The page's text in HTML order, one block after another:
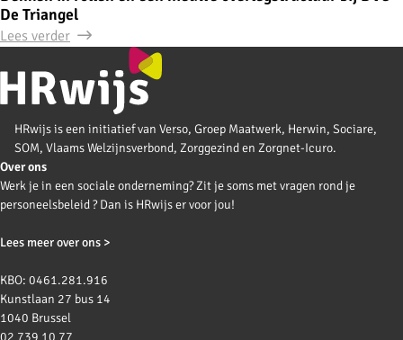
De Triangel
Lees verder
HRwijs is een initiatief van Verso, Groep Maatwerk, Herwin, Sociare,
SOM, Vlaams Welzijnsverbond, Zorggezind en Zorgnet-Icuro.
Over ons
Werk je in een sociale onderneming? Zit je soms met vragen rond je
personeelsbeleid ? Dan is HRwijs er voor jou!
Lees meer over ons >
KBO: 0461.281.916
Kunstlaan 27 bus 14
1040 Brussel